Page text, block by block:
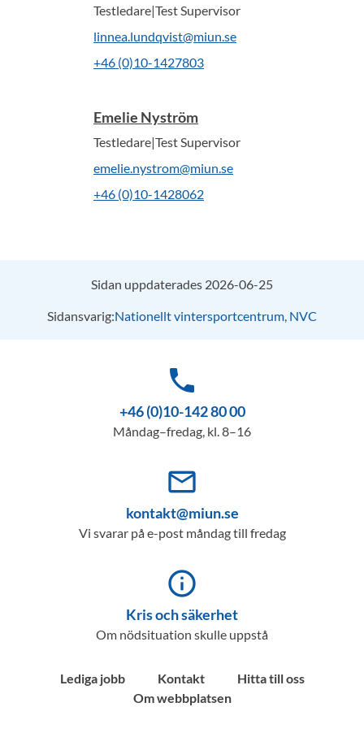
Testledare|Test Supervisor
linnea.lundqvist@miun.se
+46 (0)10-1427803
Emelie Nyström
Testledare|Test Supervisor
emelie.nystrom@miun.se
+46 (0)10-1428062
Sidan uppdaterades 2026-06-25
Sidansvarig:Nationellt vintersportcentrum, NVC
phone
+46 (0)10-142 80 00
Måndag–fredag, kl. 8–16
mail_outline
kontakt@miun.se
Vi svarar på e-post måndag till fredag
info_outline
Kris och säkerhet
Om nödsituation skulle uppstå
Lediga jobb Kontakt
Hitta till oss
Om webbplatsen